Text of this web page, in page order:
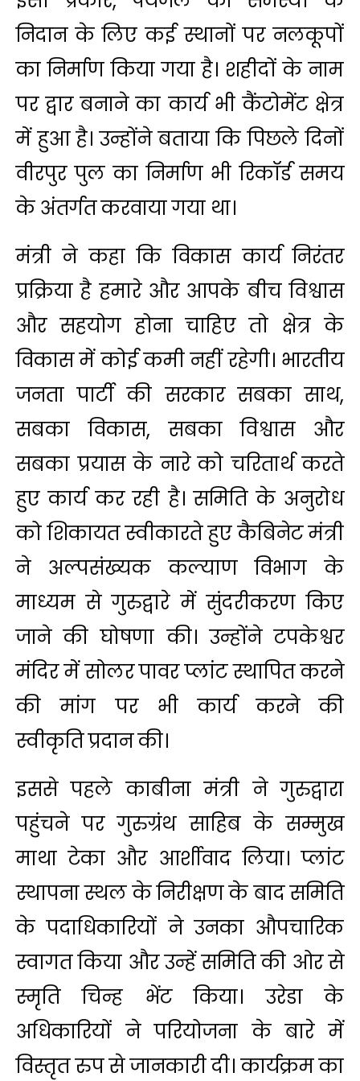
निदान के लिए कई स्थानों पर नलकूपों
का निर्माण किया गया है। शहीदों के नाम
पर द्वार बनाने का कार्य भी कैंटोमेंट क्षेत्र
में हुआ है। उन्होंने बताया कि पिछले दिनों
वीरपुर पुल का निर्माण भी रिकॉर्ड समय
के अंतर्गत करवाया गया था।
मंत्री ने कहा कि विकास कार्य निरंतर
प्रक्रिया है हमारे और आपके बीच विश्वास
और सहयोग होना चाहिए तो क्षेत्र के
विकास में कोई कमी नहीं रहेगी। भारतीय
जनता पार्टी की सरकार सबका साथ,
सबका विकास, सबका विश्वास और
सबका प्रयास के नारे को चरितार्थ करते
हुए कार्य कर रही है। समिति के अनुरोध
को शिकायत स्वीकारते हुए कैबिनेट मंत्री
ने अल्पसंख्यक कल्याण विभाग के
माध्यम से गुरुद्वारे में सुंदरीकरण किए
जाने की घोषणा की। उन्होंने टपकेश्वर
मंदिर में सोलर पावर प्लांट स्थापित करने
की मांग पर भी कार्य करने की
स्वीकृति प्रदान की।
इससे पहले काबीना मंत्री ने गुरुद्वारा
पहुंचने पर गुरुग्रंथ साहिब के सम्मुख
माथा टेका और आर्शीवाद लिया। प्लांट
स्थापना स्थल के निरीक्षण के बाद समिति
के पदाधिकारियों ने उनका औपचारिक
स्वागत किया और उन्हें समिति की ओर से
स्मृति चिन्ह भेंट किया। उरेडा के
अधिकारियों ने परियोजना के बारे में
विस्तृत रुप से जानकारी दी। कार्यक्रम का